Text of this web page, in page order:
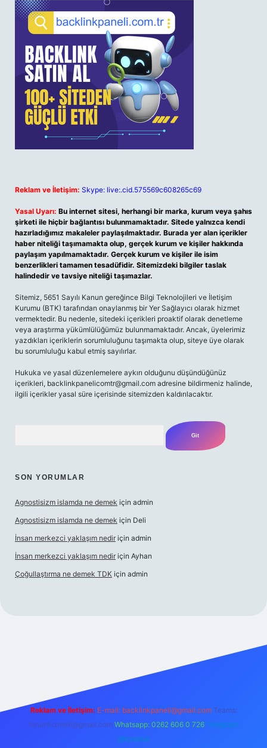
Reklam ve İletişim: Skype: live:.cid.575569c608265c69
Yasal Uyarı: Bu internet sitesi, herhangi bir marka, kurum veya şahıs
şirketi ile hiçbir bağlantısı bulunmamaktadır. Sitede yalnızca kendi
hazırladığımız makaleler paylaşılmaktadır. Burada yer alan içerikler
haber niteliği taşımamakta olup, gerçek kurum ve kişiler hakkında
paylaşım yapılmamaktadır. Gerçek kurum ve kişiler ile isim
benzerlikleri tamamen tesadüfidir. Sitemizdeki bilgiler taslak
halindedir ve tavsiye niteliği taşımazlar.
Sitemiz, 5651 Sayılı Kanun gereğince Bilgi Teknolojileri ve İletişim
Kurumu (BTK) tarafından onaylanmış bir Yer Sağlayıcı olarak hizmet
vermektedir. Bu nedenle, sitedeki içerikleri proaktif olarak denetleme
veya araştırma yükümlülüğümüz bulunmamaktadır. Ancak, üyelerimiz
yazdıkları içeriklerin sorumluluğunu taşımakta olup, siteye üye olarak
bu sorumluluğu kabul etmiş sayılırlar.
Hukuka ve yasal düzenlemelere aykırı olduğunu düşündüğünüz
içerikleri, backlinkpanelicomtr@gmail.com adresine bildirmeniz halinde,
ilgili içerikler yasal süre içerisinde sitemizden kaldırılacaktır.
SON YORUMLAR
Agnostisizm islamda ne demek için admin
Agnostisizm islamda ne demek için Deli
İnsan merkezci yaklaşım nedir için admin
İnsan merkezci yaklaşım nedir için Ayhan
Çoğullaştırma ne demek TDK için admin
Reklam ve İletişim: E-mail: backlinkpaneli@gmail.com Teams:
forumhizmeti@gmail.com Whatsapp: 0262 606 0 726 Telegram:
@karabul